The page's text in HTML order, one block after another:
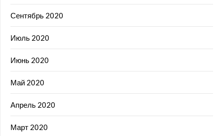
Сентябрь 2020
Июль 2020
Июнь 2020
Май 2020
Апрель 2020
Март 2020